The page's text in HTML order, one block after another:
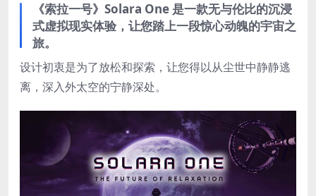
《索拉一号》Solara One 是一款无与伦比的沉浸
式虚拟现实体验，让您踏上一段惊心动魄的宇宙之
旅。
设计初衷是为了放松和探索，让您得以从尘世中静静逃
离，深入外太空的宁静深处。